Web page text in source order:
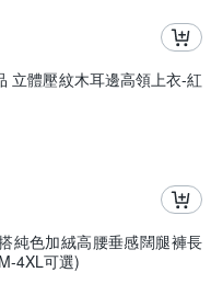
立體壓紋木耳邊高領上衣-紅
純色加絨高腰垂感闊腿褲長
4XL可選)